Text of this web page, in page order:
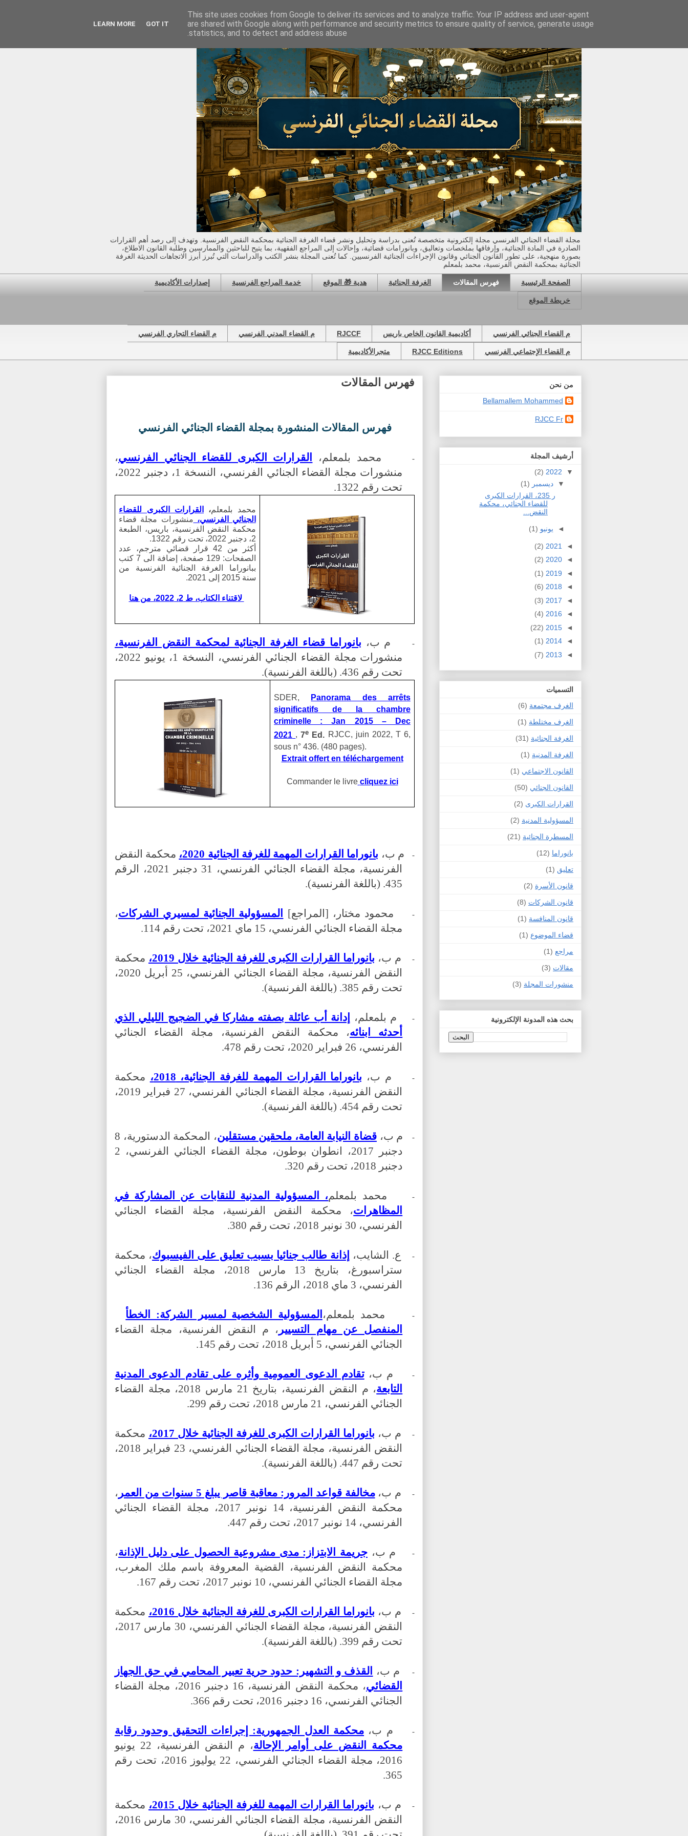
مجلة القضاء الجنائي الفرنسي مجلة إلكترونية متخصصة تُعنى بدراسة وتحليل ونشر قضاء الغرفة الجنائية بمحكمة النقض الفرنسية. وتهدف إلى رصد أهم القرارات
الصادرة في المادة الجنائية، وإرفاقها بملخصات وتعاليق، وبانورامات قضائية، وإحالات إلى المراجع الفقهية، بما يتيح للباحثين والممارسين وطلبة القانون الاطلاع،
بصورة منهجية، على تطور القانون الجنائي وقانون الإجراءات الجنائية الفرنسيين. كما تُعنى المجلة بنشر الكتب والدراسات التي تُبرز أبرز الاتجاهات الحديثة الغرفة
الجنائية بمحكمة النقض الفرنسية، محمد بلمعلم
الصفحة الرئيسية فهرس المقالات الغرفة الجنائية هدية 🎁 الموقع خدمة المراجع الفرنسية إصدارات الأكاديمية
خريطة الموقع
م القضاء الجنائي الفرنسي أكاديمية القانون الخاص باريس RJCCF م القضاء المدني الفرنسي م القضاء التجاري الفرنسي
م القضاء الإجتماعي الفرنسي RJCC Editions متجرالأكاديمية
فهرس المقالات
فهرس المقالات المنشورة بمجلة القضاء الجنائي الفرنسي
- محمد بلمعلم، القرارات الكبرى للقضاء الجنائي الفرنسي،
منشورات مجلة القضاء الجنائي الفرنسي، النسخة 1، دجنبر 2022،
تحت رقم 1322.
محمد بلمعلم،
القرارات الكبرى للقضاء
الجنائي الفرنسي، منشورات مجلة قضاء
محكمة النقض الفرنسية، باريس، الطبعة
2، دجنبر 2022، تحت رقم 1322
.
أكثر من 42 قرار قضائي مترجم، عدد
الصفحات: 129 صفحة، إضافة الى 7 كتب
ببانوراما الغرفة الجنائية الفرنسية من
سنة 2015 إلى 2021.
لاقتناء الكتاب، ط 2، 2022، من هنا
- م ب، بانوراما قضاء الغرفة الجنائية لمحكمة النقض الفرنسية،
منشورات مجلة القضاء الجنائي الفرنسي، النسخة 1، يونيو 2022،
تحت رقم 436. (باللغة الفرنسية).
SDER,
Panorama des arrêts
significatifs de la chambre
criminelle : Jan 2015 – Dec
2021 , 7e Ed. RJCC, juin 2022, T 6,
sous n° 436. (480 pages).
Extrait offert en téléchargement
Commander le livre cliquez ici
- م ب، بانوراما القرارات المهمة للغرفة الجنائية 2020،
محكمة النقض
الفرنسية، مجلة القضاء الجنائي الفرنسي، 31 دجنبر 2021، الرقم
435. (باللغة الفرنسية).
- محمود مختار، [المراجع] المسؤولية الجنائية لمسيري الشركات،
مجلة القضاء الجنائي الفرنسي، 15 ماي 2021، تحت رقم 114.
- م ب، بانوراما القرارات الكبرى للغرفة الجنائية خلال 2019،
محكمة
النقض الفرنسية، مجلة القضاء الجنائي الفرنسي، 25 أبريل 2020،
تحت رقم 385. (باللغة الفرنسية).
- م بلمعلم،
إدانة أب عائلة بصفته مشاركا في الضجيج الليلي الذي
أحدثه ابنائه، محكمة النقض الفرنسية، مجلة القضاء الجنائي
الفرنسي، 26 فبراير 2020، تحت رقم
478
.
- م ب، بانوراما القرارات المهمة للغرفة الجنائية، 2018،
محكمة
النقض الفرنسية، مجلة القضاء الجنائي الفرنسي، 27 فبراير 2019،
تحت رقم 454. (باللغة الفرنسية).
- م ب،قضاة النيابة العامة، ملحقين مستقلين
، المحكمة الدستورية، 8
دجنبر 2017، انطوان بوطون، مجلة القضاء الجنائي الفرنسي، 2
دجنبر 2018، تحت رقم 320.
- محمد بلمعلم، المسؤولية المدنية للنقابات عن المشاركة في
المظاهرات، محكمة النقض الفرنسية، مجلة القضاء الجنائي
الفرنسي، 30 نونبر 2018، تحت رقم 380.
- ع. الشايب، إذانة طالب جنائيا بسبب تعليق على الفيسبوك، محكمة
ستراسبورغ، بتاريخ 13 مارس 2018، مجلة القضاء الجنائي
الفرنسي، 3 ماي 2018، الرقم 136.
- محمد بلمعلم، المسؤولية الشخصية لمسير الشركة: الخطأ
المنفصل عن مهام التسيير ، م النقض الفرنسية، مجلة القضاء
الجنائي الفرنسي، 5 أبريل 2018، تحت رقم 145.
- م ب،تقادم الدعوى العمومية وأثره على تقادم الدعوى المدنية
التابعة
، م النقض الفرنسية، بتاريخ 21 مارس 2018، مجلة القضاء
الجنائي الفرنسي، 21 مارس 2018، تحت رقم 299.
- م ب، بانوراما القرارات الكبرى للغرفة الجنائية خلال 2017،
محكمة
النقض الفرنسية، مجلة القضاء الجنائي الفرنسي، 23 فبراير 2018،
تحت رقم 447. (باللغة الفرنسية).
- م ب،مخالفة قواعد المرور: معاقبة قاصر يبلغ 5 سنوات من العمر
،
محكمة النقض الفرنسية، 14 نونبر 2017، مجلة القضاء الجنائي
الفرنسي، 14 نونبر 2017، تحت رقم 447.
- م ب،جريمة الابتزاز: مدى مشروعية الحصول على دليل الإذانة،
محكمة النقض الفرنسية، القضية المعروفة باسم ملك المغرب،
مجلة القضاء الجنائي الفرنسي، 10 نونبر 2017، تحت رقم 167.
- م ب، بانوراما القرارات الكبرى للغرفة الجنائية خلال 2016،
محكمة
النقض الفرنسية، مجلة القضاء الجنائي الفرنسي، 30 مارس 2017،
تحت رقم 399. (باللغة الفرنسية).
- م ب،
القذف و التشهير: حدود حرية تعبير المحامي في حق الجهاز
القضائي
، محكمة النقض الفرنسية، 16 دجنبر 2016، مجلة القضاء
الجنائي الفرنسي، 16 دجنبر 2016، تحت رقم 366.
- م ب، محكمة العدل الجمهورية: إجراءات التحقيق وحدود رقابة
محكمة النقض على أوامر الإحالة
، م النقض الفرنسية، 22 يونيو
2016، مجلة القضاء الجنائي الفرنسي، 22 يوليوز 2016، تحت رقم
365.
- م ب، بانوراما القرارات المهمة للغرفة الجنائية خلال 2015،
محكمة
النقض الفرنسية، مجلة القضاء الجنائي الفرنسي، 30 مارس 2016،
من نحن
Bellamallem Mohammed
RJCC Fr
أرشيف المجلة
▼
2022
(2)
▼ ديسمبر (1)
ر 235، القرارات الكبرى
للقضاء الجنائي، محكمة
النقض...
◄ يونيو (1)
◄
2021
(2)
◄
2020
(2)
◄
2019
(1)
◄
2018
(6)
◄
2017
(3)
◄
2016
(4)
◄
2015
(22)
◄
2014
(1)
◄
2013
(7)
التسميات
الغرف مجتمعة (6)
الغرف مختلطة (1)
الغرفة الجنائية (31)
الغرفة المدنية (1)
القانون الاجتماعي (1)
القانون الجنائي (50)
القرارات الكبرى (2)
المسؤولية المدنية (2)
المسطرة الجنائية (21)
بانوراما (12)
تعليق (1)
قانون الأسرة (2)
قانون الشركات (8)
قانون المنافسة (1)
قضاء الموضوع (1)
مراجع (1)
مقالات (3)
منشورات المجلة (3)
بحث هذه المدونة الإلكترونية
This site uses cookies from Google to deliver its services and to analyze traffic. Your IP address and user-agent
are shared with Google along with performance and security metrics to ensure quality of service, generate usage
statistics, and to detect and address abuse.
LEARN MORE GOT IT